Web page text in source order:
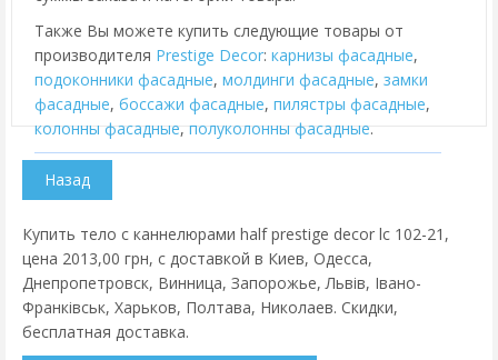
Также Вы можете купить следующие товары от
производителя Prestige Decor: карнизы фасадные,
подоконники фасадные, молдинги фасадные, замки
фасадные, боссажи фасадные, пилястры фасадные,
колонны фасадные, полуколонны фасадные.
Купить тело с каннелюрами half prestige decor lc 102-21,
цена 2013,00 грн, с доставкой в Киев, Одесса,
Днепропетровск, Винница, Запорожье, Львів, Івано-
Франківськ, Харьков, Полтава, Николаев. Скидки,
бесплатная доставка.